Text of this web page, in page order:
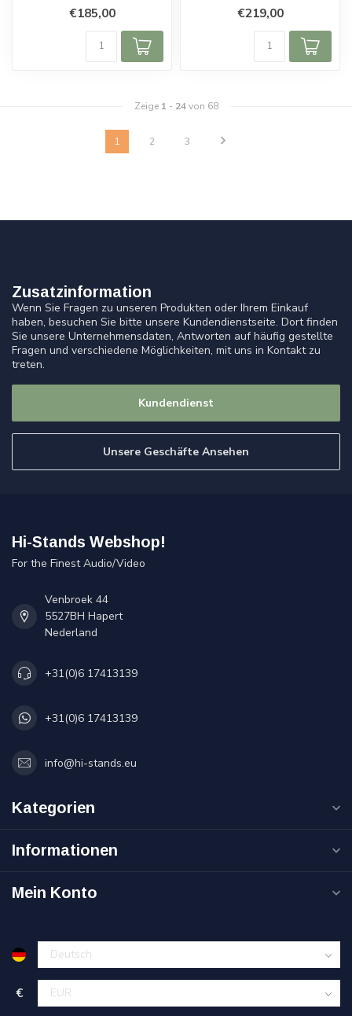
Felder,...
€185,00
Leistung ...
€219,00
Zeige 1 - 24von 68
1 2 3
Zusatzinformation
Wenn Sie Fragen zu unseren Produkten oder Ihrem Einkauf
haben, besuchen Sie bitte unsere Kundendienstseite. Dort finden
Sie unsere Unternehmensdaten, Antworten auf häufig gestellte
Fragen und verschiedene Möglichkeiten, mit uns in Kontakt zu
treten.
Kundendienst
Unsere Geschäfte Ansehen
Hi-Stands Webshop!
For the Finest Audio/Video
Venbroek 44
5527BH Hapert
Nederland
+31(0)6 17413139
+31(0)6 17413139
info@hi-stands.eu
Kategorien
Informationen
Mein Konto
€